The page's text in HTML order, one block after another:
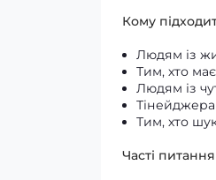
Кому
Людям із
Тим, хто
Людям із
Тим, хто
Часті